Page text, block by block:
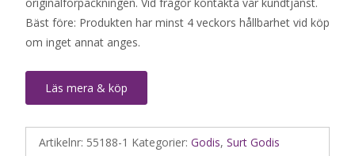
Bäst före: Produkten har minst 4 veckors hållbarhet vid köp
om inget annat anges.
Läs mera & köp
Artikelnr: 55188-1 Kategorier: Godis, Surt Godis